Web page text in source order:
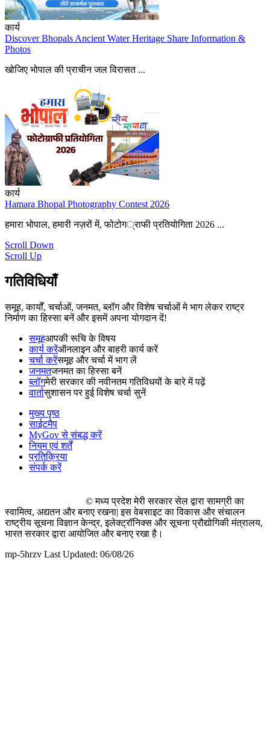
कार्य
Discover Bhopals Ancient Water Heritage Share Information &
Photos
खोजिए भोपाल की प्राचीन जल विरासत ...
कार्य
Hamara Bhopal Photography Contest 2026
हमारा भोपाल, हमारी नज़रों में, फोटोग्राफी प्रतियोगिता 2026 ...
Scroll Down
Scroll Up
गतिविधियाँ
समूह, कार्यों, चर्चाओं, जनमत, ब्लॉग और विशेष चर्चाओं मे भाग लेकर राष्ट्र
निर्माण का हिस्सा बनें और इसमें अपना योगदान दें!
समूहआपकी रूचि के विषय
कार्य करेंऑनलाइन और बाहरी कार्य करें
चर्चा करेंसमूह और चर्चा में भाग लें
जनमतजनमत का हिस्सा बनें
ब्लॉगमेरी सरकार की नवीनतम गतिविधयों के बारे में पढ़ें
वार्तासुशासन पर हुई विशेष चर्चा सुनें
मुख्य पृष्ठ
साईटमैप
MyGov से संबद्ध करें
नियम एवं शर्तें
प्रतिक्रिया
संपर्क करें
© मध्य प्रदेश मेरी सरकार सेल द्वारा सामग्री का
स्वामित्व, अद्यतन और बनाए रखना| इस वेबसाइट का विकास और संचालन
राष्ट्रीय सूचना विज्ञान केन्द्र, इलेक्ट्रॉनिक्स और सूचना प्रौद्योगिकी मंत्रालय,
भारत सरकार द्वारा आयोजित और बनाए रखा है।
mp-5hrzv Last Updated: 06/08/26